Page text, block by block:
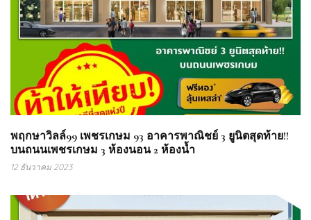
พฤกษาวิลล์99 เพชรเกษม 93 อาคารพาณิชย์ 3 ยูนิตสุดท้าย!!
บนถนนเพชรเกษม 3 ห้องนอน 2 ห้องน้ำ
12 ธันวาคม 2023